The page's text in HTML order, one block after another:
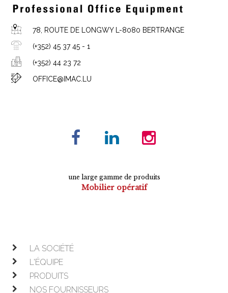
78, ROUTE DE LONGWY L-8080 BERTRANGE
(+352) 45 37 45 - 1
(+352) 44 23 72
OFFICE@IMAC.LU
une large gamme de produits
Mobilier opératif
LA SOCIÉTÉ
L'ÉQUIPE
PRODUITS
NOS FOURNISSEURS